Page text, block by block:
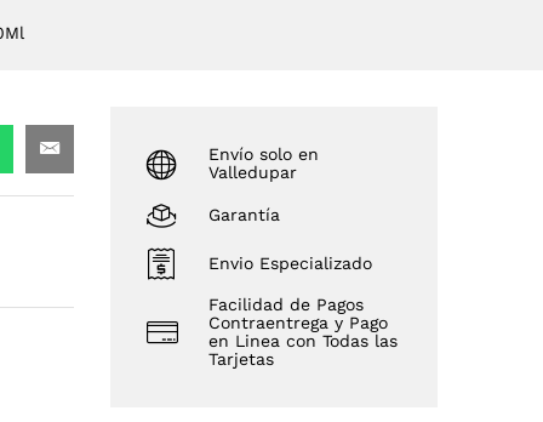
Envío solo en
Valledupar
Garantía
Envio Especializado
Facilidad de Pagos
Contraentrega y Pago
en Linea con Todas las
Tarjetas